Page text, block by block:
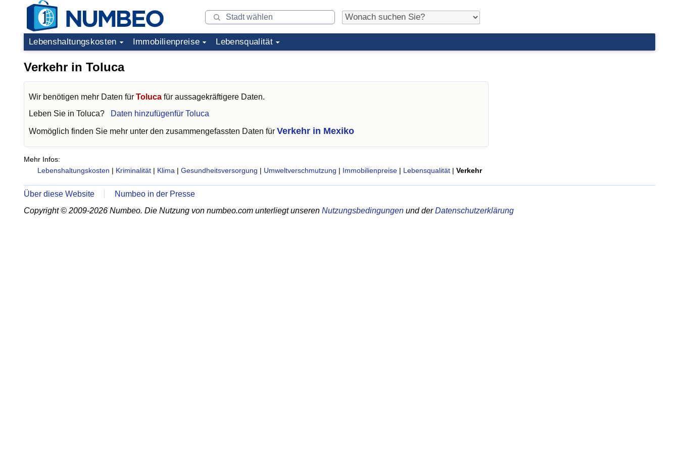
Lebenshaltungskosten Immobilienpreise Lebensqualität
Verkehr in Toluca
Wir benötigen mehr Daten für Toluca für aussagekräftigere Daten.
Leben Sie in Toluca? Daten hinzufügenfür Toluca
Womöglich finden Sie mehr unter den zusammengefassten Daten für Verkehr in Mexiko
Mehr Infos:
Lebenshaltungskosten | Kriminalität | Klima | Gesundheitsversorgung | Umweltverschmutzung | Immobilienpreise | Lebensqualität | Verkehr
Über diese Website
Numbeo in der Presse
Copyright © 2009-2026 Numbeo. Die Nutzung von numbeo.com unterliegt unseren Nutzungsbedingungen und derDatenschutzerklärung